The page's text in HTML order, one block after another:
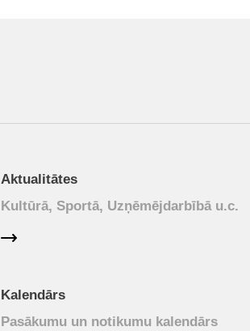
Aktualitātes
Kultūrā, Sportā, Uzņēmējdarbībā u.c.
Kalendārs
Pasākumu un notikumu kalendārs